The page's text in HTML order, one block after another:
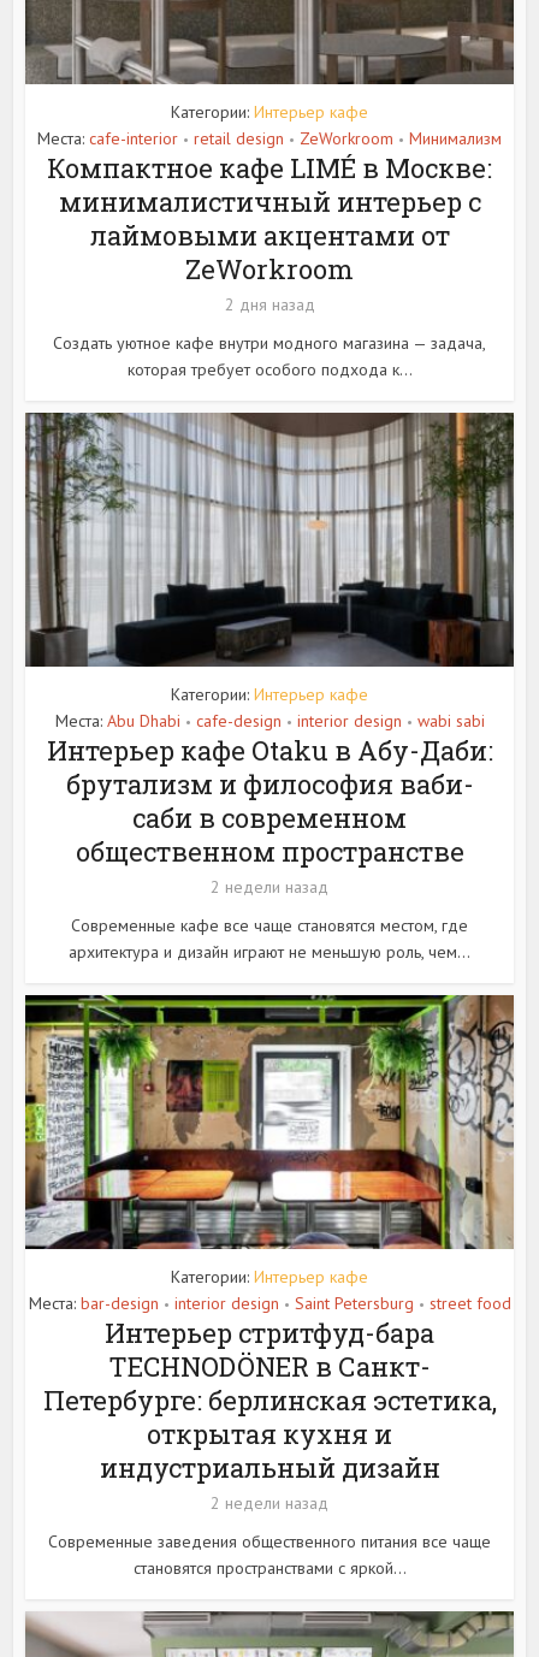
Категории: Интерьер кафе
Места: cafe-interior • retail design • ZeWorkroom • Минимализм
Компактное кафе LIMÉ в Москве:
минималистичный интерьер с
лаймовыми акцентами от
ZeWorkroom
2 дня назад
Создать уютное кафе внутри модного магазина — задача,
которая требует особого подхода к...
Категории: Интерьер кафе
Места: Abu Dhabi • cafe-design • interior design • wabi sabi
Интерьер кафе Otaku в Абу-Даби:
брутализм и философия ваби-
саби в современном
общественном пространстве
2 недели назад
Современные кафе все чаще становятся местом, где
архитектура и дизайн играют не меньшую роль, чем...
Категории: Интерьер кафе
Места: bar-design • interior design • Saint Petersburg • street food
Интерьер стритфуд-бара
TECHNODÖNER в Санкт-
Петербурге: берлинская эстетика,
открытая кухня и
индустриальный дизайн
2 недели назад
Современные заведения общественного питания все чаще
становятся пространствами с яркой...